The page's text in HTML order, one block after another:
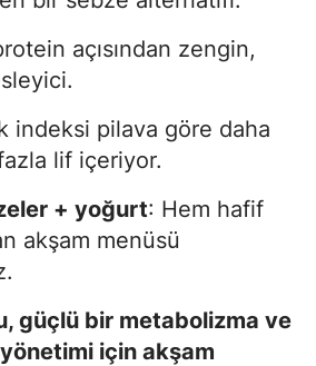
açısından zengin,
indeksi pilava göre daha
lif içeriyor.
+ yoğurt: Hem hafif
akşam menüsü
güçlü bir metabolizma ve
için akşam